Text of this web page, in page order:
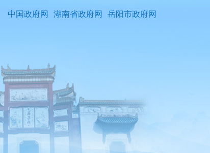
中国政府网 湖南省政府网 岳阳市政府网